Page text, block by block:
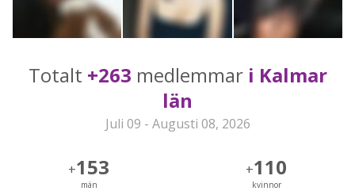
Totalt +263 medlemmar i Kalmar
län
Juli 09 - Augusti 08, 2026
+153
män
+110
kvinnor